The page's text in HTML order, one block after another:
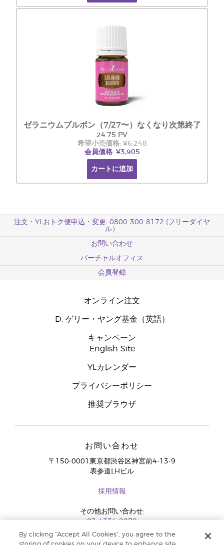
ゼラニウムブルボン（7/27〜）なくなり次第終了
24.75 PV
希望小売価格: ¥6,248
会員価格: ¥3,905
カートに追加
注文・YLおトク便申込・変更: 0800-300-8172 (フリーダイヤ
ル）
お問い合わせ
バーチャルオフィス
会員登録
オンライン注文
D. ゲリー・ヤング基金（英語）
キャンペーン
English Site
YLカレンダー
プライバシーポリシー
推奨ブラウザ
お問い合わせ
〒150-0001東京都渋谷区神宮前4-13-9
表参道LHビル
採用情報
その他お問い合わせ:
03-4334-2278
By clicking “Accept All Cookies”, you agree to the